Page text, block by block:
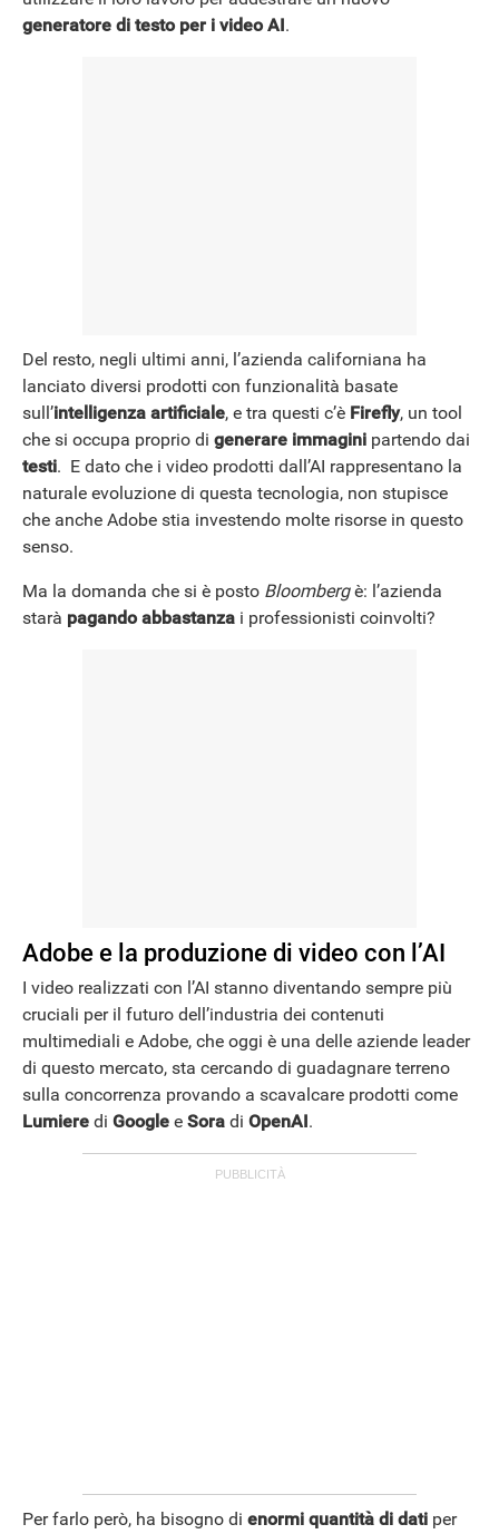
generatore di testo per i video AI.
Del resto, negli ultimi anni, l’azienda californiana ha
lanciato diversi prodotti con funzionalità basate
sull’intelligenza artificiale, e tra questi c’è Firefly, un tool
che si occupa proprio di generare immagini partendo dai
testi. E dato che i video prodotti dall’AI rappresentano la
naturale evoluzione di questa tecnologia, non stupisce
che anche Adobe stia investendo molte risorse in questo
senso.
Ma la domanda che si è posto Bloombergè: l’azienda
starà pagando abbastanza i professionisti coinvolti?
Adobe e la produzione di video con l’AI
I video realizzati con l’AI stanno diventando sempre più
cruciali per il futuro dell’industria dei contenuti
multimediali e Adobe, che oggi è una delle aziende leader
di questo mercato, sta cercando di guadagnare terreno
sulla concorrenza provando a scavalcare prodotti come
Lumiere di Google e Sora di OpenAI.
Per farlo però, ha bisogno di enormi quantità di dati per